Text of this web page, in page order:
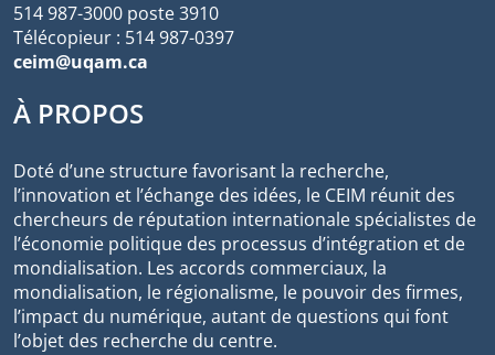
514 987-3000 poste 3910
Télécopieur : 514 987-0397
ceim@uqam.ca
À PROPOS
Doté d’une structure favorisant la recherche,
l’innovation et l’échange des idées, le CEIM réunit des
chercheurs de réputation internationale spécialistes de
l’économie politique des processus d’intégration et de
mondialisation. Les accords commerciaux, la
mondialisation, le régionalisme, le pouvoir des firmes,
l’impact du numérique, autant de questions qui font
l’objet des recherche du centre.